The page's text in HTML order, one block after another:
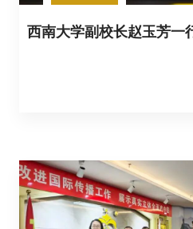
西南大学副校长赵玉芳一